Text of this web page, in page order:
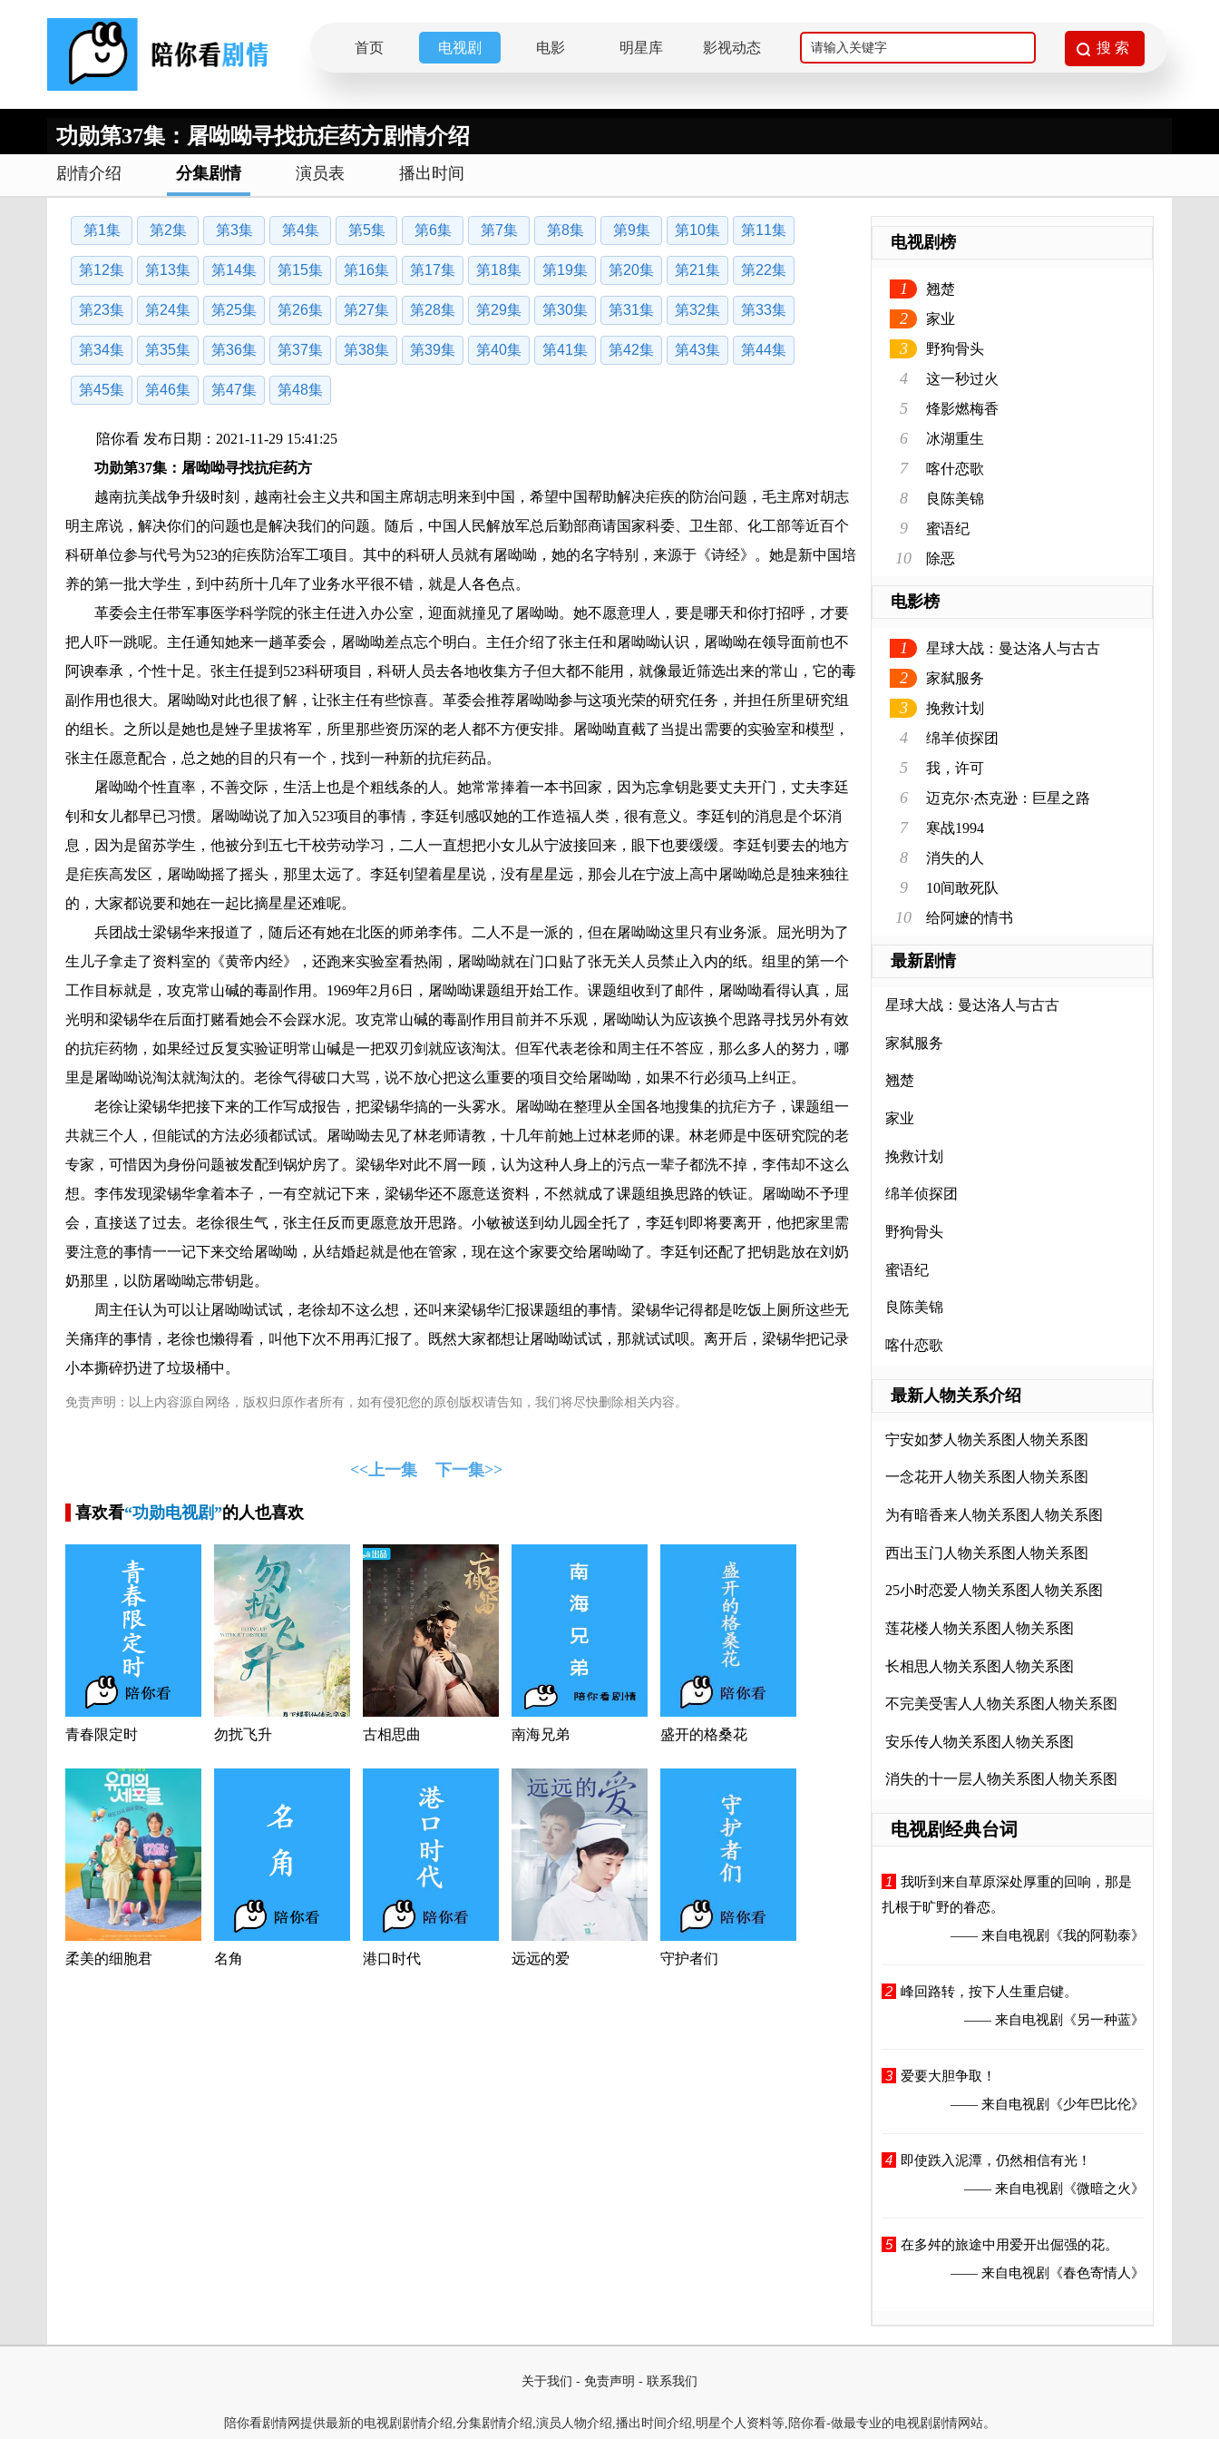
首页 电视剧 电影 明星库 影视动态
功勋第37集：屠呦呦寻找抗疟药方剧情介绍
剧情介绍 分集剧情 演员表 播出时间
第1集 第2集 第3集 第4集 第5集 第6集 第7集 第8集 第9集 第10集 第11集
第12集 第13集 第14集 第15集 第16集 第17集 第18集 第19集 第20集 第21集 第22集
第23集 第24集 第25集 第26集 第27集 第28集 第29集 第30集 第31集 第32集 第33集
第34集 第35集 第36集 第37集 第38集 第39集 第40集 第41集 第42集 第43集 第44集
第45集 第46集 第47集 第48集
陪你看 发布日期：2021-11-29 15:41:25
功勋第37集：屠呦呦寻找抗疟药方
越南抗美战争升级时刻，越南社会主义共和国主席胡志明来到中国，希望中国帮助解决疟疾的防治问题，毛主席对胡志
明主席说，解决你们的问题也是解决我们的问题。随后，中国人民解放军总后勤部商请国家科委、卫生部、化工部等近百个
科研单位参与代号为523的疟疾防治军工项目。其中的科研人员就有屠呦呦，她的名字特别，来源于《诗经》。她是新中国培
养的第一批大学生，到中药所十几年了业务水平很不错，就是人各色点。
革委会主任带军事医学科学院的张主任进入办公室，迎面就撞见了屠呦呦。她不愿意理人，要是哪天和你打招呼，才要
把人吓一跳呢。主任通知她来一趟革委会，屠呦呦差点忘个明白。主任介绍了张主任和屠呦呦认识，屠呦呦在领导面前也不
阿谀奉承，个性十足。张主任提到523科研项目，科研人员去各地收集方子但大都不能用，就像最近筛选出来的常山，它的毒
副作用也很大。屠呦呦对此也很了解，让张主任有些惊喜。革委会推荐屠呦呦参与这项光荣的研究任务，并担任所里研究组
的组长。之所以是她也是矬子里拔将军，所里那些资历深的老人都不方便安排。屠呦呦直截了当提出需要的实验室和模型，
张主任愿意配合，总之她的目的只有一个，找到一种新的抗疟药品。
屠呦呦个性直率，不善交际，生活上也是个粗线条的人。她常常捧着一本书回家，因为忘拿钥匙要丈夫开门，丈夫李廷
钊和女儿都早已习惯。屠呦呦说了加入523项目的事情，李廷钊感叹她的工作造福人类，很有意义。李廷钊的消息是个坏消
息，因为是留苏学生，他被分到五七干校劳动学习，二人一直想把小女儿从宁波接回来，眼下也要缓缓。李廷钊要去的地方
是疟疾高发区，屠呦呦摇了摇头，那里太远了。李廷钊望着星星说，没有星星远，那会儿在宁波上高中屠呦呦总是独来独往
的，大家都说要和她在一起比摘星星还难呢。
兵团战士梁锡华来报道了，随后还有她在北医的师弟李伟。二人不是一派的，但在屠呦呦这里只有业务派。屈光明为了
生儿子拿走了资料室的《黄帝内经》，还跑来实验室看热闹，屠呦呦就在门口贴了张无关人员禁止入内的纸。组里的第一个
工作目标就是，攻克常山碱的毒副作用。1969年2月6日，屠呦呦课题组开始工作。课题组收到了邮件，屠呦呦看得认真，屈
光明和梁锡华在后面打赌看她会不会踩水泥。攻克常山碱的毒副作用目前并不乐观，屠呦呦认为应该换个思路寻找另外有效
的抗疟药物，如果经过反复实验证明常山碱是一把双刃剑就应该淘汰。但军代表老徐和周主任不答应，那么多人的努力，哪
里是屠呦呦说淘汰就淘汰的。老徐气得破口大骂，说不放心把这么重要的项目交给屠呦呦，如果不行必须马上纠正。
老徐让梁锡华把接下来的工作写成报告，把梁锡华搞的一头雾水。屠呦呦在整理从全国各地搜集的抗疟方子，课题组一
共就三个人，但能试的方法必须都试试。屠呦呦去见了林老师请教，十几年前她上过林老师的课。林老师是中医研究院的老
专家，可惜因为身份问题被发配到锅炉房了。梁锡华对此不屑一顾，认为这种人身上的污点一辈子都洗不掉，李伟却不这么
想。李伟发现梁锡华拿着本子，一有空就记下来，梁锡华还不愿意送资料，不然就成了课题组换思路的铁证。屠呦呦不予理
会，直接送了过去。老徐很生气，张主任反而更愿意放开思路。小敏被送到幼儿园全托了，李廷钊即将要离开，他把家里需
要注意的事情一一记下来交给屠呦呦，从结婚起就是他在管家，现在这个家要交给屠呦呦了。李廷钊还配了把钥匙放在刘奶
奶那里，以防屠呦呦忘带钥匙。
周主任认为可以让屠呦呦试试，老徐却不这么想，还叫来梁锡华汇报课题组的事情。梁锡华记得都是吃饭上厕所这些无
关痛痒的事情，老徐也懒得看，叫他下次不用再汇报了。既然大家都想让屠呦呦试试，那就试试呗。离开后，梁锡华把记录
小本撕碎扔进了垃圾桶中。
免责声明：以上内容源自网络，版权归原作者所有，如有侵犯您的原创版权请告知，我们将尽快删除相关内容。
<<上一集 下一集>>
喜欢看“功勋电视剧”的人也喜欢
青春限定时 勿扰飞升 古相思曲 南海兄弟 盛开的格桑花
柔美的细胞君 名角 港口时代 远远的爱 守护者们
电视剧榜
1 翘楚
2 家业
3 野狗骨头
4 这一秒过火
5 烽影燃梅香
6 冰湖重生
7 喀什恋歌
8 良陈美锦
9 蜜语纪
10 除恶
电影榜
1 星球大战：曼达洛人与古古
2 家弑服务
3 挽救计划
4 绵羊侦探团
5 我，许可
6 迈克尔·杰克逊：巨星之路
7 寒战1994
8 消失的人
9 10间敢死队
10 给阿嬷的情书
最新剧情
星球大战：曼达洛人与古古
家弑服务
翘楚
家业
挽救计划
绵羊侦探团
野狗骨头
蜜语纪
良陈美锦
喀什恋歌
最新人物关系介绍
宁安如梦人物关系图人物关系图
一念花开人物关系图人物关系图
为有暗香来人物关系图人物关系图
西出玉门人物关系图人物关系图
25小时恋爱人物关系图人物关系图
莲花楼人物关系图人物关系图
长相思人物关系图人物关系图
不完美受害人人物关系图人物关系图
安乐传人物关系图人物关系图
消失的十一层人物关系图人物关系图
电视剧经典台词
1
我听到来自草原深处厚重的回响，那是
扎根于旷野的眷恋。
—— 来自电视剧
《我的阿勒泰》
2 峰回路转，按下人生重启键。
—— 来自电视剧
《另一种蓝》
3
爱要大胆争取！
—— 来自电视剧
《少年巴比伦》
4
即使跌入泥潭，仍然相信有光！
—— 来自电视剧
《微暗之火》
5 在多舛的旅途中用爱开出倔强的花。
—— 来自电视剧
《春色寄情人》
关于我们 - 免责声明 - 联系我们
陪你看剧情网提供最新的电视剧剧情介绍,分集剧情介绍,演员人物介绍,播出时间介绍,明星个人资料等,陪你看-做最专业的电视剧剧情网站。